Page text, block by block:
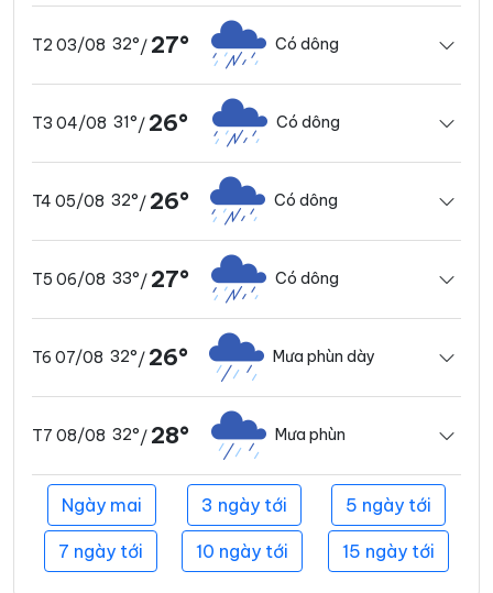
T2 03/08 32°/ 27° Có dông
T3 04/08 31°/ 26° Có dông
T4 05/08 32°/ 26° Có dông
T5 06/08 33°/ 27° Có dông
T6 07/08 32°/ 26° Mưa phùn dày
T7 08/08 32°/ 28° Mưa phùn
Ngày mai 3 ngày tới 5 ngày tới
7 ngày tới 10 ngày tới 15 ngày tới